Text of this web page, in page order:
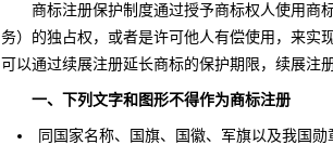
商标注册保护制度通过授予商标权人使用商
务）的独占权，或者是许可他人有偿使用，来实
可以通过续展注册延长商标的保护期限，续展注
一、下列文字和图形不得作为商标注册
同国家名称、国旗、国徽、军旗以及我国